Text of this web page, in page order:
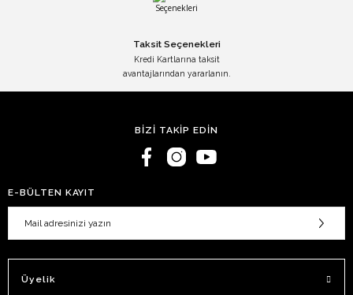
Taksit Seçenekleri
Kredi Kartlarına taksit
avantajlarından yararlanın.
BİZİ TAKİP EDİN
E-BÜLTEN KAYIT
Üyelik